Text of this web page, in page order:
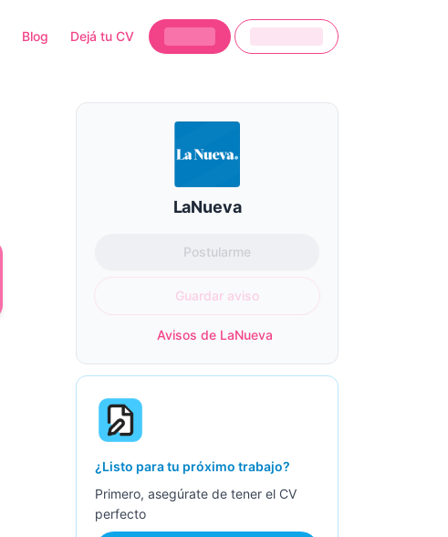
Blog Dejá tu CV
LaNueva
Postularme
Guardar aviso
Avisos de LaNueva
¿Listo para tu próximo trabajo?
Primero, asegúrate de tener el CV
perfecto